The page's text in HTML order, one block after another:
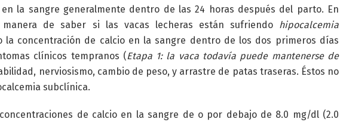
la sangre generalmente dentro de las 24 horas después del parto. En
manera de saber si las vacas lecheras están sufriendo
hipocalcemia
la concentración de calcio en la sangre dentro de los dos primeros días
clínicos tempranos (Etapa 1: la vaca todavía puede mantenerse de
nerviosismo, cambio de peso, y arrastre de patas traseras. Éstos no
subclínica.
de calcio en la sangre de o por debajo de 8.0 mg/dl (2.0